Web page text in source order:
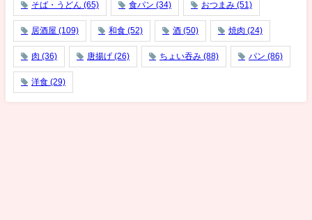
そば・うどん (65) 食パン (34) おつまみ (51)
居酒屋 (109) 和食 (52) 酒 (50) 焼肉 (24)
肉 (36) 唐揚げ (26) ちょい吞み (88) パン (86)
洋食 (29)